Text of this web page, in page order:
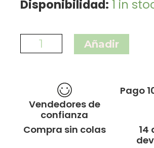
Disponibilidad: 1 in
Añadir
Vendedores de
confianza
Pago
Compra sin colas
14